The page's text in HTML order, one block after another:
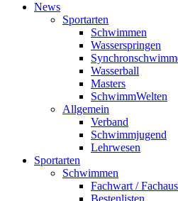
News
Sportarten
Schwimmen
Wasserspringen
Wasserball
Masters
SchwimmWelten
Allgemein
Verband
Schwimmjugend
Lehrwesen
Sportarten
Schwimmen
Fachwart /
Bestenlisten